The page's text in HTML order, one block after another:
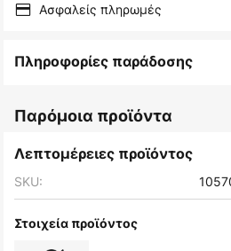
Ασφαλείς πληρωμές
Πληροφορίες παράδοσης
Παρόμοια προϊόντα
Λεπτομέρειες προϊόντος
SKU:
Στοιχεία προϊόντος